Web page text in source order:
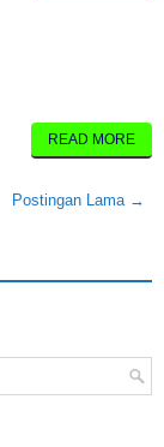
READ MORE
Postingan Lama →